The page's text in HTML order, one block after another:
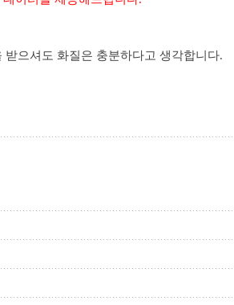
받으셔도 화질은 충분하다고 생각합니다.